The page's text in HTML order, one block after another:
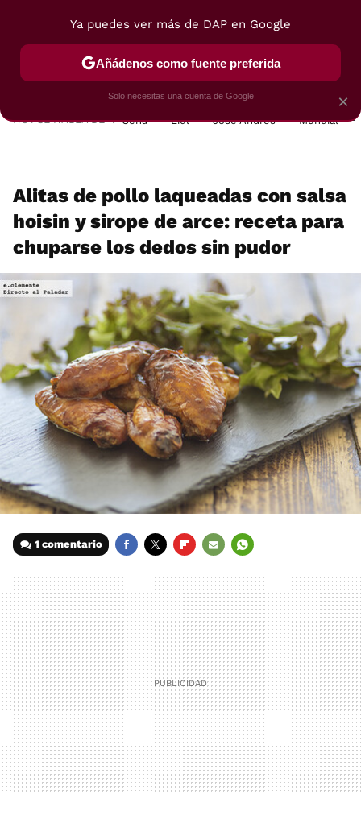
POSTRES VIAJES SELECCIÓN VEGUI
HOY SE HABLA DE Cena Lidl José Andrés Mundial
Alitas de pollo laqueadas con salsa
hoisin y sirope de arce: receta para
chuparse los dedos sin pudor
1 comentario
MAIL
×
Ya puedes ver más de DAP en Google
Añádenos como fuente preferida
Solo necesitas una cuenta de Google